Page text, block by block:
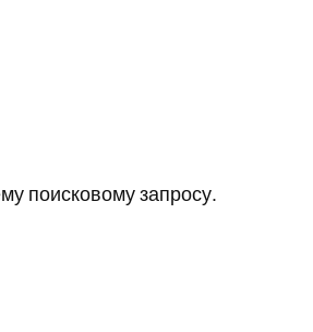
поисковому запросу.